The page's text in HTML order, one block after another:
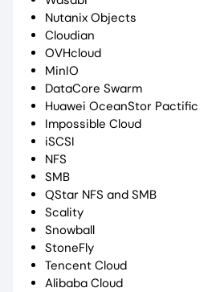
Nutanix Objects
Cloudian
OVHcloud
MinIO
DataCore Swarm
Huawei OceanStor Pactific
Impossible Cloud
iSCSI
NFS
SMB
QStar NFS and SMB
Scality
Snowball
StoneFly
Tencent Cloud
Alibaba Cloud